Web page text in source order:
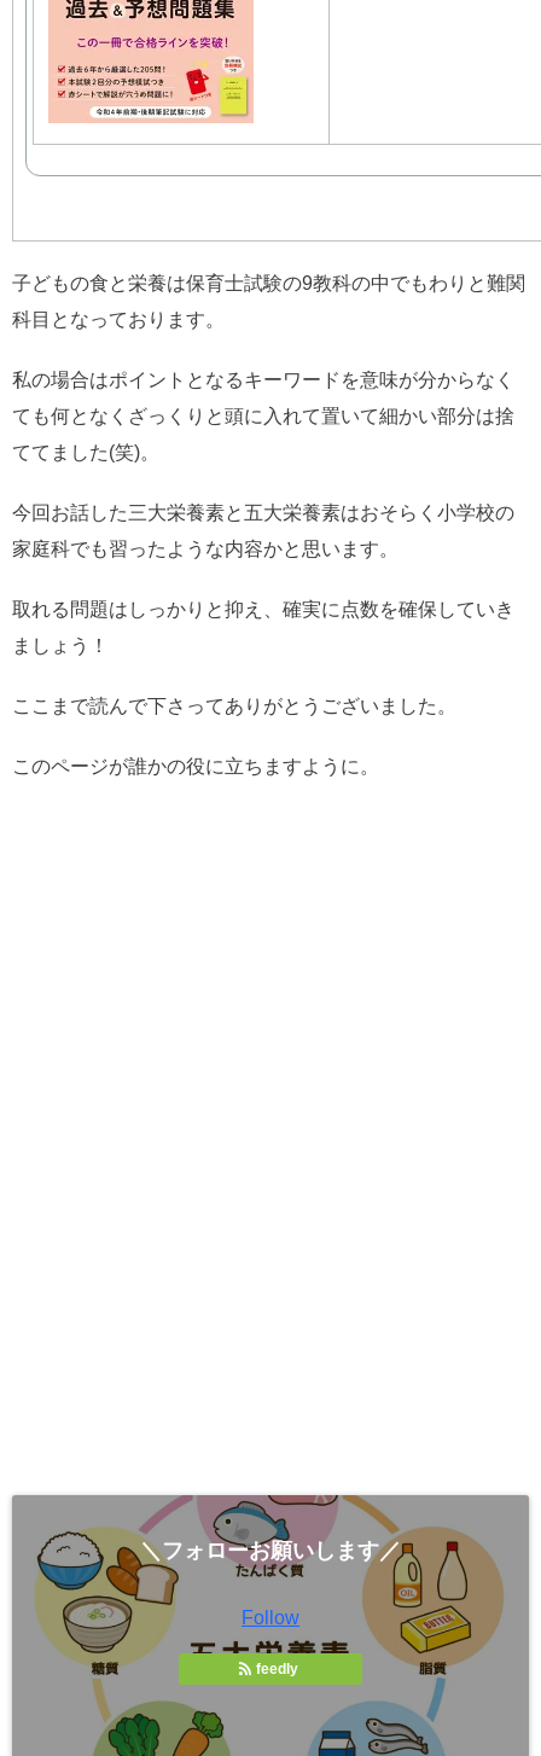
子どもの食と栄養は保育士試験の9教科の中でもわりと難関
科目となっております。
私の場合はポイントとなるキーワードを意味が分からなく
ても何となくざっくりと頭に入れて置いて細かい部分は捨
ててました(笑)。
今回お話した三大栄養素と五大栄養素はおそらく小学校の
家庭科でも習ったような内容かと思います。
取れる問題はしっかりと抑え、確実に点数を確保していき
ましょう！
ここまで読んで下さってありがとうございました。
このページが誰かの役に立ちますように。
＼フォローお願いします／
Follow
feedly